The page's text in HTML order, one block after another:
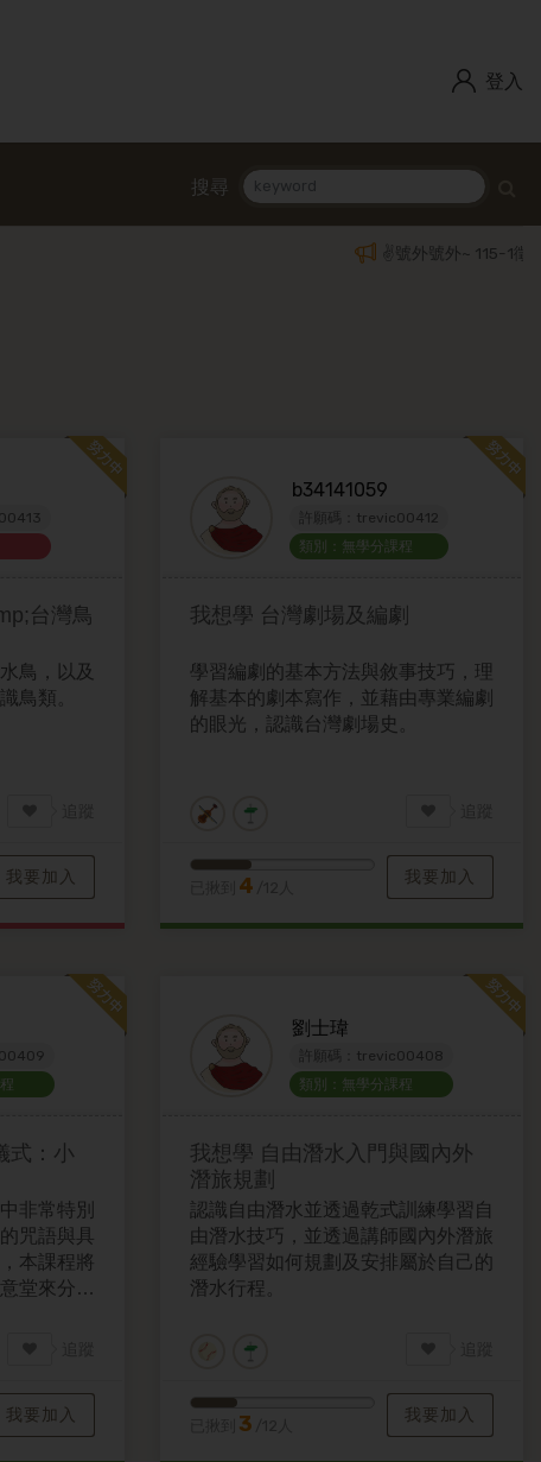
登入
搜尋
✌️號外號外~ 115-1徵件
台灣鳥
鳥，以及
鳥類。
我要加入
b34141059
許願碼：trevic00412
類別：無學分課程
我想學 台灣劇場及編劇
學習編劇的基本方法與敘事技巧，理
解基本的劇本寫作，並藉由專業編劇
的眼光，認識台灣劇場史。
我要加入
4
式：小
非常特別
咒語與具
本課程將
堂來分享
文本。
我要加入
劉士瑋
許願碼：trevic00408
類別：無學分課程
我想學 自由潛水入門與國內外
潛旅規劃
認識自由潛水並透過乾式訓練學習自
由潛水技巧，並透過講師國內外潛旅
經驗學習如何規劃及安排屬於自己的
潛水行程。
我要加入
3